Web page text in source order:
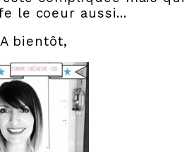
le coeur aussi...
A bientôt,